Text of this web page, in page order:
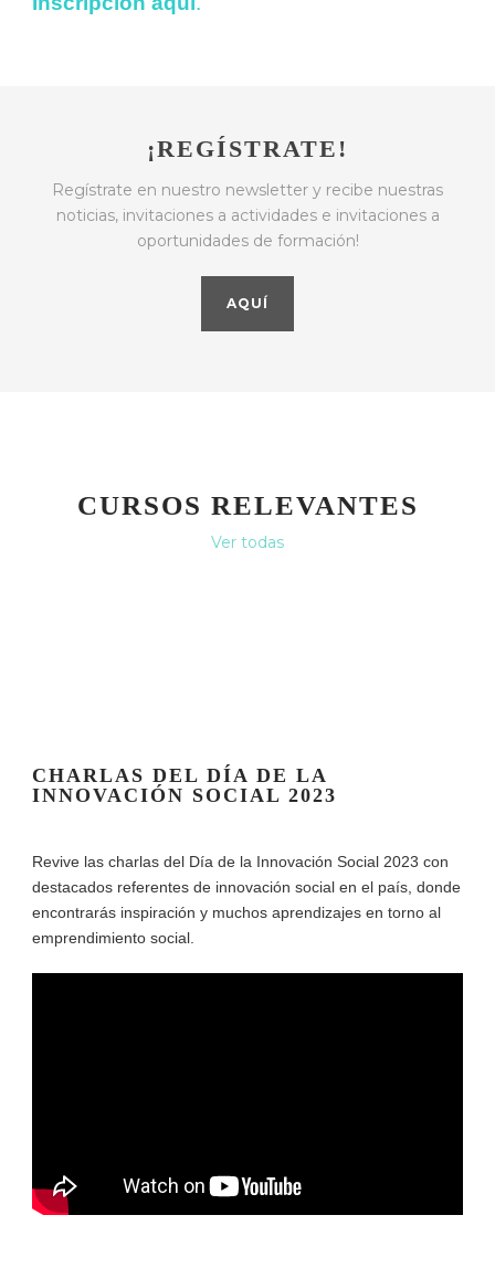
¡REGÍSTRATE!
Regístrate en nuestro newsletter y recibe nuestras
noticias, invitaciones a actividades e invitaciones a
oportunidades de formación!
AQUÍ
CURSOS RELEVANTES
Ver todas
CHARLAS DEL DÍA DE LA
INNOVACIÓN SOCIAL 2023
Revive las charlas del Día de la Innovación Social 2023 con
destacados referentes de innovación social en el país, donde
encontrarás inspiración y muchos aprendizajes en torno al
emprendimiento social.